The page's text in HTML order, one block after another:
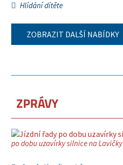
Hlídání dítěte
ZOBRAZIT DALŠÍ NABÍDKY
ZPRÁVY
po dobu uzavírky silnice na Lavičky